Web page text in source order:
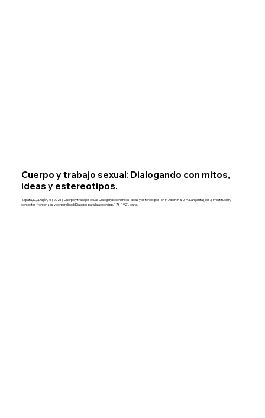
Cuerpo y trabajo sexual: Dialogando con mitos,
ideas y estereotipos.
Zapata, D., & Gijón, M. (2021). Cuerpo y trabajo sexual: Dialogando con mitos, ideas y estereotipos. En P. Albertín & J. A. Langarita (Eds.), Prostitución,
contextos fronterizos y corporalidad: Diálogos para la acción (pp. 173–192). Icaria.